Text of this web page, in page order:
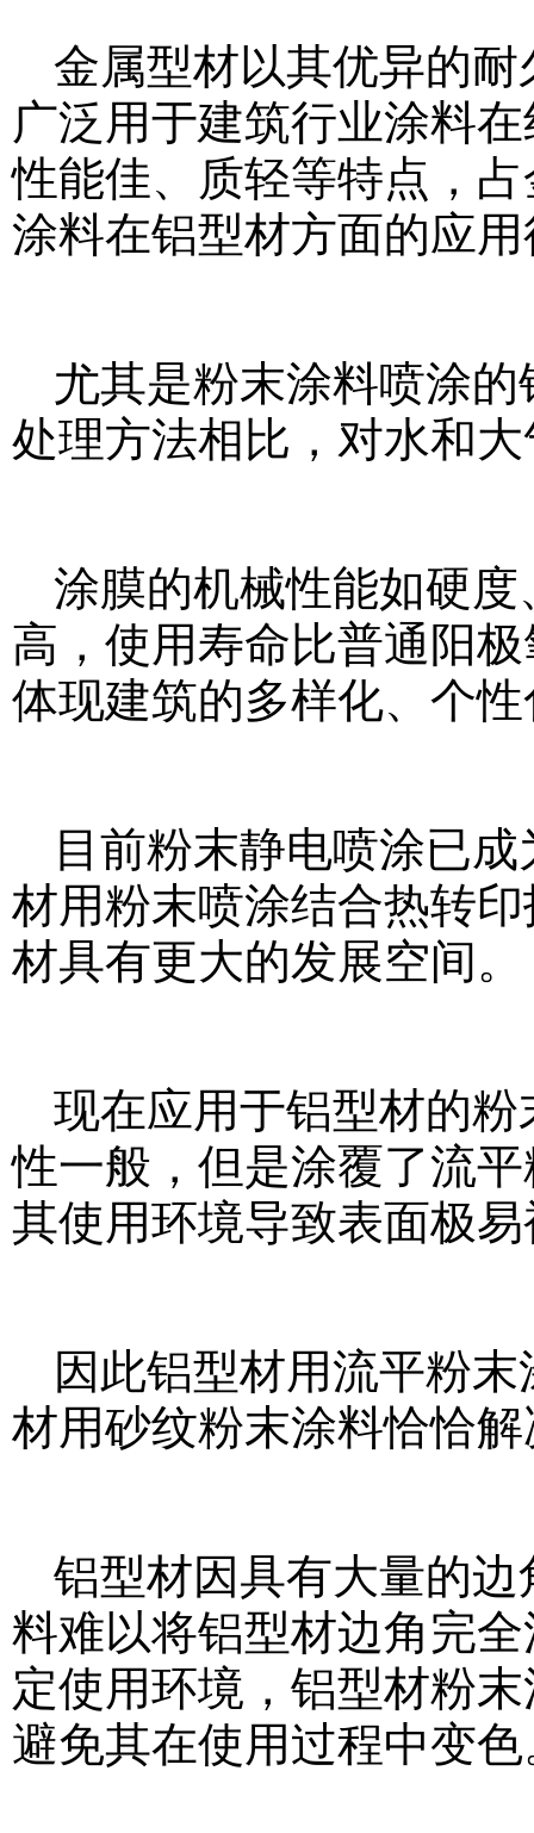
金属型材以其优异的
广泛用于建筑行业涂料在
性能佳、质轻等特点，
涂料在铝型材方面的应
尤其是粉末涂料喷涂
处理方法相比，对水和
涂膜的机械性能如硬
高，使用寿命比普通阳
体现建筑的多样化、个
目前粉末静电喷涂已
材用粉末喷涂结合热转
材具有更大的发展空间。
现在应用于铝型材的
性一般，但是涂覆了流
其使用环境导致表面极
因此铝型材用流平粉
材用砂纹粉末涂料恰恰
铝型材因具有大量的
料难以将铝型材边角完
定使用环境，铝型材粉
避免其在使用过程中变色